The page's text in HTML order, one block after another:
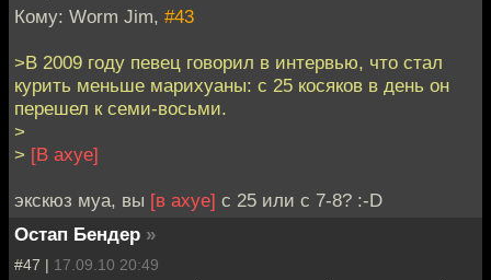
Кому: Worm Jim, #43
>В 2009 году певец говорил в интервью, что стал
курить меньше марихуаны: с 25 косяков в день он
перешел к семи-восьми.
>
> [В ахуе]
экскюз муа, вы [в ахуе] с 25 или с 7-8? :-D
Остап Бендер »
#47 | 17.09.10 20:49